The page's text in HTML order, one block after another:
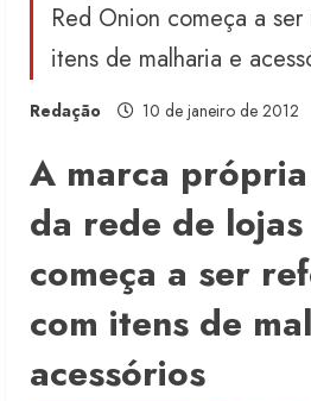
Red Onion começa a
itens de malharia e
Redação 10 de janeiro de 2012
A marca
da rede de
começa a ser
com itens de
acessórios